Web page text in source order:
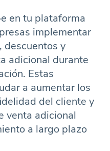
en tu plataforma
implementar
descuentos y
adicional durante
Estas
a aumentar los
del cliente y
venta adicional
a largo plazo